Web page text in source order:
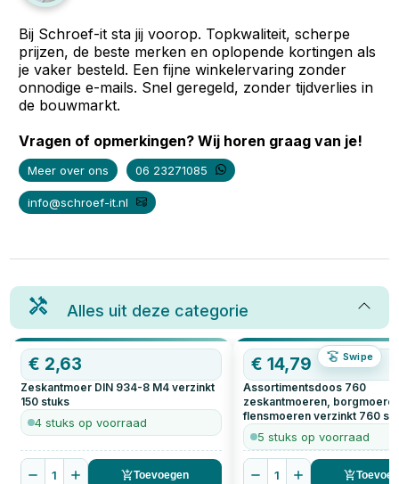
Bij Schroef-it sta jij voorop. Topkwaliteit, scherpe
prijzen, de beste merken en oplopende kortingen als
je vaker besteld. Een fijne winkelervaring zonder
onnodige e-mails. Snel geregeld, zonder tijdverlies in
de bouwmarkt.
Vragen of opmerkingen? Wij horen graag van je!
Meer over ons 06 23271085
info@schroef-it.nl
Alles uit deze categorie
Swipe
€ 2,63
Zeskantmoer DIN 934-8 M4 verzinkt
150 stuks
4 stuks op voorraad
1 Toevoegen
€14,79
Assortimentsdoos 760
zeskantmoeren,
flensmoeren verzinkt 760
5 stuks op voorraad
1